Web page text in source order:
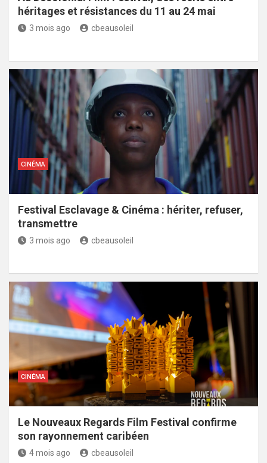
héritages et résistances du 11 au 24 mai
3 mois ago cbeausoleil
CINÉMA
Festival Esclavage & Cinéma : hériter, refuser,
transmettre
3 mois ago cbeausoleil
CINÉMA
Le Nouveaux Regards Film Festival confirme
son rayonnement caribéen
4 mois ago cbeausoleil